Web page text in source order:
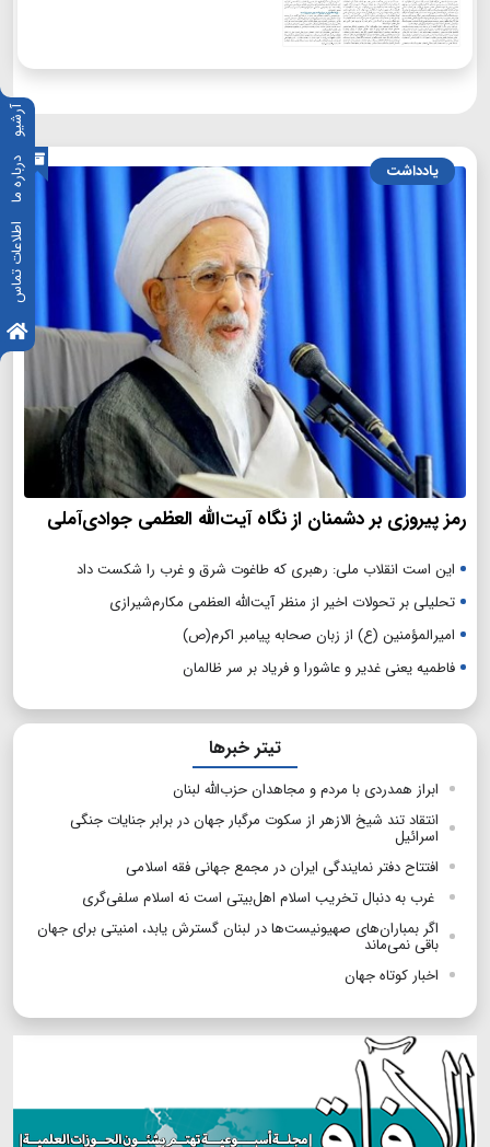
آرشیو
درباره ما
اطلاعات تماس
یادداشت
رمز پیروزی بر دشمنان از نگاه آیت‌الله العظمی جوادی‌آملی
این است انقلاب ملی: رهبری که طاغوت شرق و غرب را شکست داد
تحلیلی بر تحولات اخیر از منظر آیت‌الله العظمی مکارم‌شیرازی
امیرالمؤمنین (ع) از زبان صحابه پیامبر اکرم(ص)
فاطمیه یعنی غدیر و عاشورا و فریاد بر سر ظالمان
تیتر خبرها
ابراز همدردی با مردم و مجاهدان حزب‌الله لبنان
انتقاد تند شیخ الازهر از سکوت مرگبار جهان در برابر جنایات جنگی
اسرائیل
افتتاح دفتر نمایندگی ایران در مجمع جهانی فقه اسلامی
غرب به دنبال تخریب اسلام اهل‌بیتی‌ است نه اسلام سلفی‌گری
اگر بمباران‌های صهیونیست‌ها در لبنان گسترش یابد، امنیتی برای جهان
باقی نمی‌ماند
اخبار کوتاه جهان